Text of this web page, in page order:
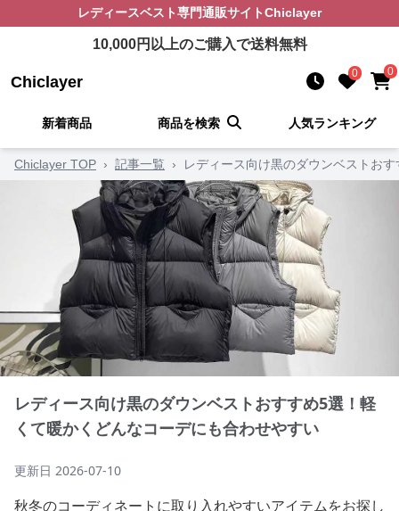
レディースベスト専門通販サイトChiclayer
10,000円以上のご購入で送料無料
Chiclayer 0 0
新着商品 商品を検索 人気ランキング
Chiclayer TOP › 記事一覧 › レディース向け黒のダウンベストお
レディース向け黒のダウンベストおすすめ5選！軽
くて暖かくどんなコーデにも合わせやすい
更新日 2026-07-10
秋冬のコーディネートに取り入れやすいアイテムをお探し